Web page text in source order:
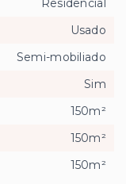
Residencial
Usado
Semi-mobiliado
Sim
150m²
150m²
150m²